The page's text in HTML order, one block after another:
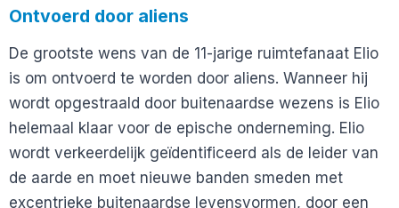
Ontvoerd door aliens
De grootste wens van de 11-jarige ruimtefanaat Elio
is om ontvoerd te worden door aliens. Wanneer hij
wordt opgestraald door buitenaardse wezens is Elio
helemaal klaar voor de epische onderneming. Elio
wordt verkeerdelijk geïdentificeerd als de leider van
de aarde en moet nieuwe banden smeden met
excentrieke buitenaardse levensvormen, door een